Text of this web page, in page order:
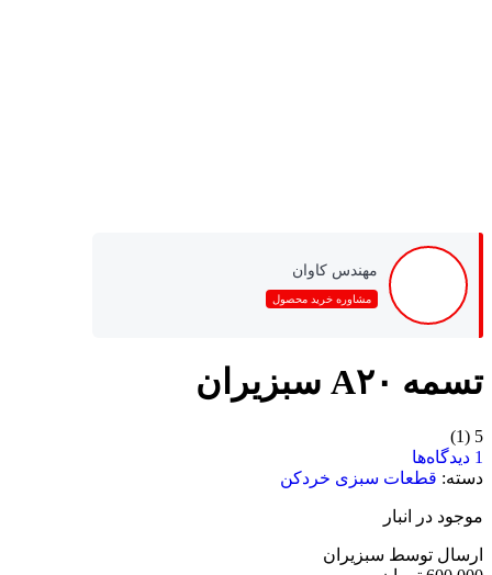
مهندس کاوان
مشاوره خرید محصول
تسمه A۲۰ سبزیران
5
(1)
1 دیدگاه‌ها
دسته: قطعات سبزی خردکن
موجود در انبار
ارسال توسط سبزیران